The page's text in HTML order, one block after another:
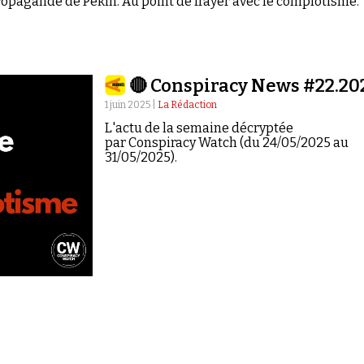
🔴 Conspiracy News
1 juin 2025 | La Rédaction
L'actu de la semaine décryptée
par Conspiracy Watch (du 24/05/2025 au
31/05/2025).